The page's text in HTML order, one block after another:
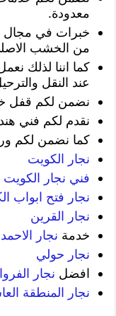
معدودة.
خبرات في مجال
من الخشب
كما اننا لذلك
عند النقل
نضمن لكم قفل
نقدم لكم فني
كما نضمن لكم
نجار الكويت
فني نجار الكويت
نجار فتح ابواب
نجار القرين
خدمة نجار
نجار حولي
افضل نجار
نجار المنطقة